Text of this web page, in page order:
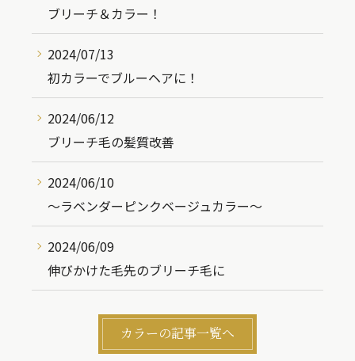
ブリーチ＆カラー！
2024/07/13
初カラーでブルーヘアに！
2024/06/12
ブリーチ毛の髪質改善
2024/06/10
〜ラベンダーピンクベージュカラー〜
2024/06/09
伸びかけた毛先のブリーチ毛に
カラーの記事一覧へ